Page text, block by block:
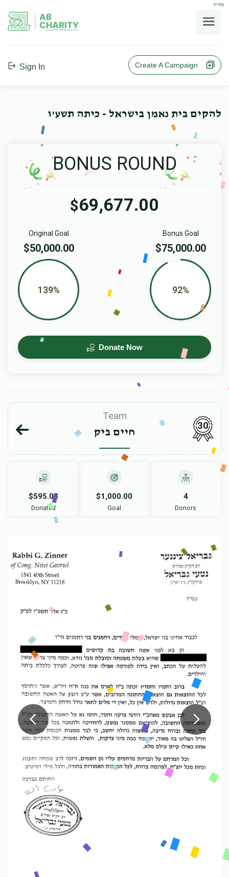
בס"ד
AB
CHARITY
powerd by ahblicklive.com
Sign In Create A Campaign
להקים בית נאמן בישראל - כיתה תשע'ו
BONUS ROUND
$69,677.00
Bonus Goal
$75,000.00
92%
Original Goal
$50,000.00
139%
Donate Now
Team
חיים ביק
30
$595.05
Donated
$1,000.00
Goal
4
Donors